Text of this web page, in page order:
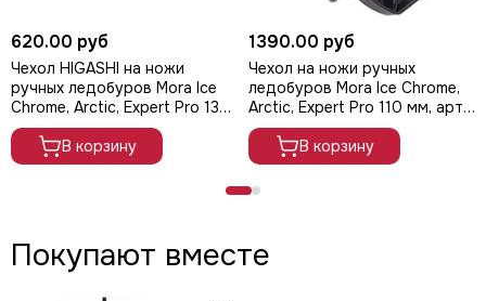
620.00 руб
Чехол HIGASHI на ножи
ручных ледобуров Mora Ice
Chrome, Arctic, Expert Pro 130
мм,
В корзину
1390.00 руб
Чехол на ножи ручных
ледобуров Mora Ice Chrome,
Arctic, Expert Pro 110 мм, арт.
2-3316
В корзину
Покупают вместе